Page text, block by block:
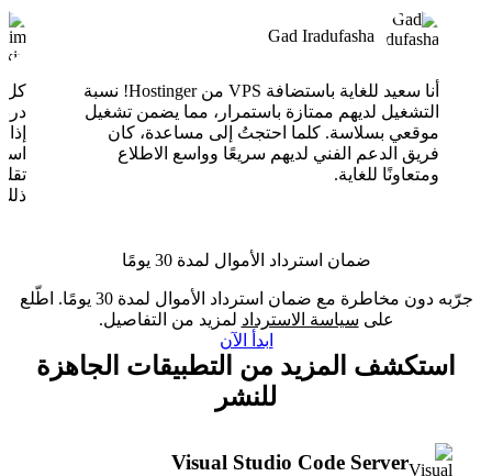
Gad Iradufasha
أنا سعيد للغاية باستضافة VPS من Hostinger! نسبة
التشغيل لديهم ممتازة باستمرار، مما يضمن تشغيل
موقعي بسلاسة. كلما احتجتُ إلى مساعدة، كان
فريق الدعم الفني لديهم سريعًا وواسع الاطلاع
ومتعاونًا للغاية.
ضمان استرداد الأموال لمدة 30 يومًا
جرّبه دون مخاطرة مع ضمان استرداد الأموال لمدة 30 يومًا. اطّلع
على سياسة الاسترداد لمزيد من التفاصيل.
ابدأ الآن
استكشف المزيد من التطبيقات الجاهزة
للنشر
Visual Studio Code Server